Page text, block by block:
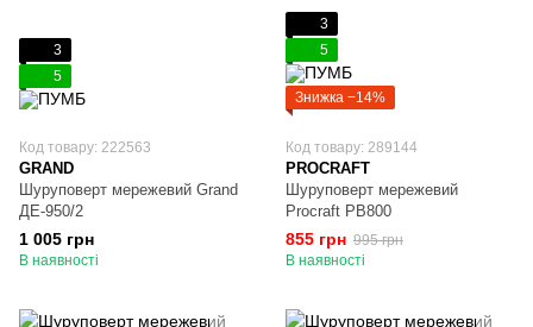
3
5
Код товару: 222563
GRAND
Шуруповерт мережевий Grand
ДЕ-950/2
1 005 грн
В наявності
3
5
Знижка −14%
Код товару: 289144
PROCRAFT
Шуруповерт мережевий
Procraft PB800
855 грн 995 грн
В наявності